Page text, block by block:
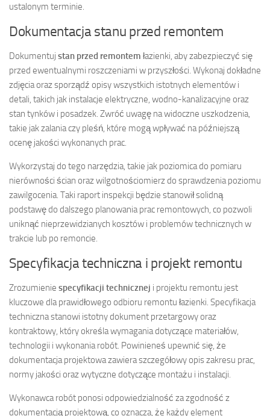
ustalonym terminie.
Dokumentacja stanu przed remontem
Dokumentuj stan przed remontem łazienki, aby zabezpieczyć się
przed ewentualnymi roszczeniami w przyszłości. Wykonaj dokładne
zdjęcia oraz sporządź opisy wszystkich istotnych elementów i
detali, takich jak instalacje elektryczne, wodno-kanalizacyjne oraz
stan tynków i posadzek. Zwróć uwagę na widoczne uszkodzenia,
takie jak zalania czy pleśń, które mogą wpływać na późniejszą
ocenę jakości wykonanych prac.
Wykorzystaj do tego narzędzia, takie jak poziomica do pomiaru
nierówności ścian oraz wilgotnościomierz do sprawdzenia poziomu
zawilgocenia. Taki raport inspekcji będzie stanowił solidną
podstawę do dalszego planowania prac remontowych, co pozwoli
uniknąć nieprzewidzianych kosztów i problemów technicznych w
trakcie lub po remoncie.
Specyfikacja techniczna i projekt remontu
Zrozumienie specyfikacji technicznej i projektu remontu jest
kluczowe dla prawidłowego odbioru remontu łazienki. Specyfikacja
techniczna stanowi istotny dokument przetargowy oraz
kontraktowy, który określa wymagania dotyczące materiałów,
technologii i wykonania robót. Powinieneś upewnić się, że
dokumentacja projektowa zawiera szczegółowy opis zakresu prac,
normy jakości oraz wytyczne dotyczące montażu i instalacji.
Wykonawca robót ponosi odpowiedzialność za zgodność z
dokumentacją projektową, co oznacza, że każdy element